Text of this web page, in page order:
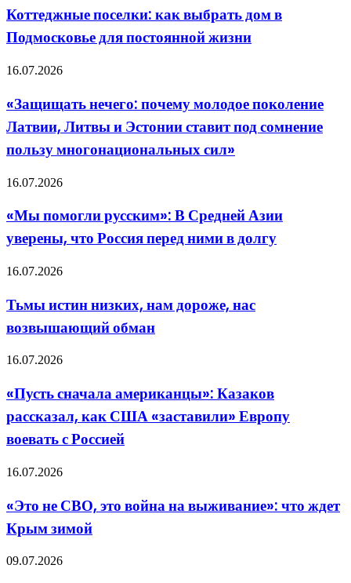
для
невесты
как
выбрать
дом
Подмосковье
жизни
Коттеджные поселки: как выбрать дом в
Подмосковье для постоянной жизни
«Защищать
почему
молодое
поколение
Литвы
Эстонии
под
сомнение
пользу
сил»
16.07.2026
«Защищать нечего: почему молодое поколение
Латвии, Литвы и Эстонии ставит под сомнение
пользу многонациональных сил»
«Мы
русским»:
В
Средней
уверены,
перед
ними
в
16.07.2026
«Мы помогли русским»: В Средней Азии
уверены, что Россия перед ними в долгу
Тьмы
низких,
нам
дороже,
возвышающий
16.07.2026
Тьмы истин низких, нам дороже, нас
возвышающий обман
«Пусть
американцы»:
Казаков
рассказал,
США
Европу
с
Россией
16.07.2026
«Пусть сначала американцы»: Казаков
рассказал, как США «заставили» Европу
воевать с Россией
«Это
СВО,
это
война
выживание»:
16.07.2026
«Это не СВО, это война на выживание»: что ждет
Крым зимой
«А
09.07.2026